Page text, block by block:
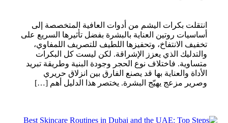
انتقلت بكرات اليشم من أدوات العافية المتخصصة إلى
أساسيات روتين العناية بالبشرة بفضل تأثيرها السريع على
تخفيف الانتفاخ، وتحفيزها اللطيف للتصريف اللمفاوي،
والتدليك الذي يعزز الإشراقة. لكن ليست كل البكرات
متساوية. فاختلاف نوع الحجر وجودة البنية وطريقة تبريد
الأداة والعناية بها قد يصنع الفارق بين انزلاق حريري
وصرير مزعج يهيّج البشرة. يختصر هذا الدليل أهم […]